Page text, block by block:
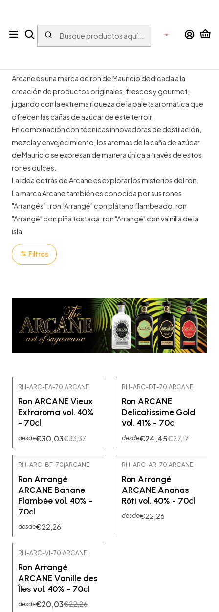
Inicio ESPIRITUOSOS Ron ARCANE
Arcane es una marca de ron de Mauricio dedicada a la
creación de productos originales, frescos y gourmet,
jugando con la extrema riqueza de la paleta aromática que
ofrecen las cañas de azúcar de este terroir.
En combinación con técnicas innovadoras de destilación,
mezcla y envejecimiento, los aromas de la caña de azúcar
de Mauricio se expresan de manera única a través de estos
rones dulces.
La idea detrás de Arcane es explorar los misterios del ron.
La marca Arcane también es conocida por sus rones
"Arrangés" : ron "Arrangé" con plátano flambeado, ron
"Arrangé" con piña tostada, ron "Arrangé" con vainilla de la
isla.
Filtros
RH-ARC-EA-70 ARCANE
Ron ARCANE Vieux
Extraroma vol. 40%
- 70cl
desde€30,03€33,37
RH-ARC-DT-70 ARCANE
Ron ARCANE
Delicatissime Gold
vol. 41% - 70cl
desde€24,45€27,17
RH-ARC-BF-70|ARCANE
Ron Arrangé
ARCANE Banane
Flambée vol. 40% -
70cl
desde€22,26
RH-ARC-AR-70|ARCANE
Ron Arrangé
ARCANE Ananas
Rôti vol. 40% - 70cl
desde€22,26
RH-ARC-VI-70 ARCANE
Ron Arrangé
ARCANE Vanille des
Îles vol. 40% - 70cl
desde€20,03€22,26